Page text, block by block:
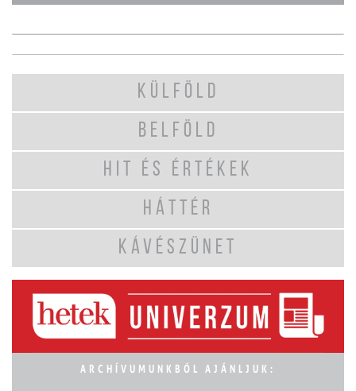
KÜLFÖLD
BELFÖLD
HIT ÉS ÉRTÉKEK
HÁTTÉR
KÁVÉSZÜNET
ARCHÍVUMUNKBÓL AJÁNLJUK: